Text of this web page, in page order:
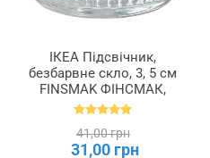
ІКЕА Підсвічник,
безбарвне скло, 3, 5 см
FINSMAK ФІНСМАК,
004.709.82
41,00 грн
31,00 грн